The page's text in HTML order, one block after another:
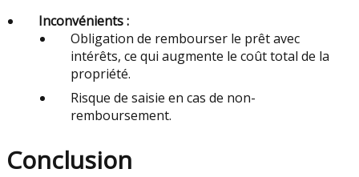
Inconvénients :
Obligation de rembourser le prêt avec
intérêts, ce qui augmente le coût total de la
propriété.
Risque de saisie en cas de non-
remboursement.
Conclusion